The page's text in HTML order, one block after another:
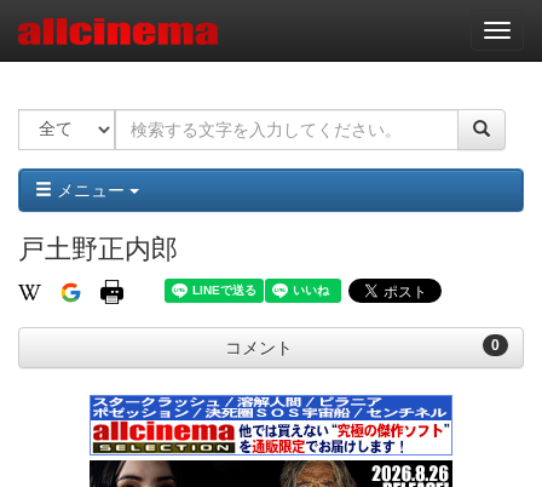
ナ
ビ
ー
ョ
ン
メニュー
戸土野正内郎
0
コメント